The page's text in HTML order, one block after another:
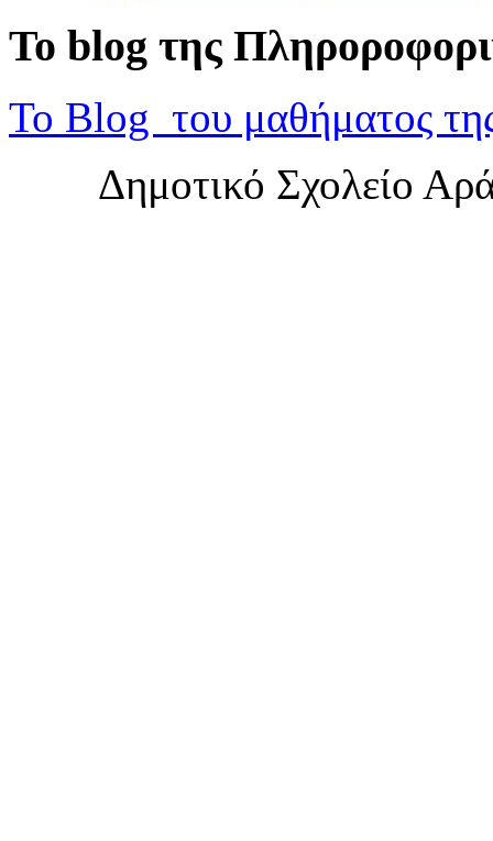
Το blog της
Το Blog του μαθήματος
Δημοτικό Σχολείο